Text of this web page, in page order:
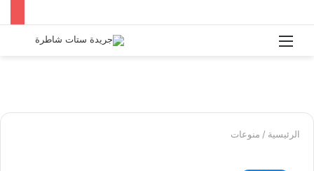
الرئيسية / منوعات